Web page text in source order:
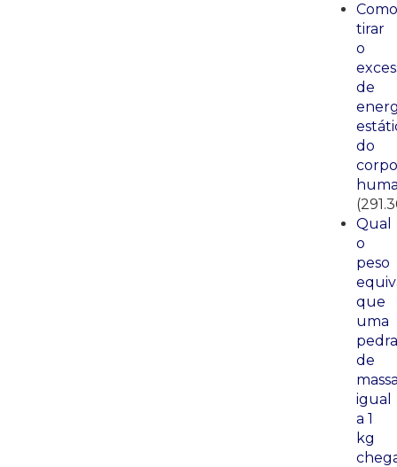
Como
tirar
o
de
do
corpo
Qual
o
peso
que
uma
pedra
de
igual
a 1
kg